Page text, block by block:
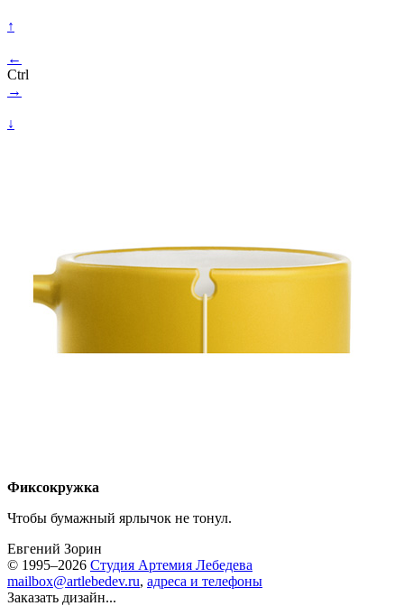
↑
←
Ctrl
→
↓
Фиксокружка
Чтобы бумажный ярлычок не тонул.
Евгений Зорин
© 1995–2026 Студия Артемия Лебедева
mailbox@artlebedev.ru, адреса и телефоны
Заказать дизайн...